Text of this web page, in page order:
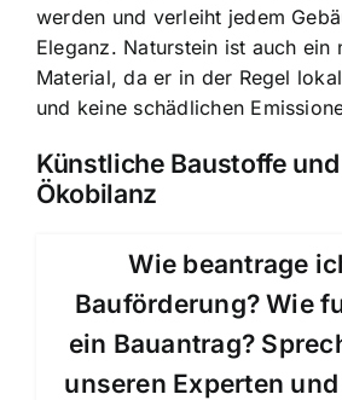
werden und verleiht jedem
Eleganz. Naturstein ist auch ein
Material, da er in der Regel
und keine schädlichen
Künstliche Baustoffe
Ökobilanz
Wie beantrage
Bauförderung? Wie
ein Bauantrag?
unseren Experten